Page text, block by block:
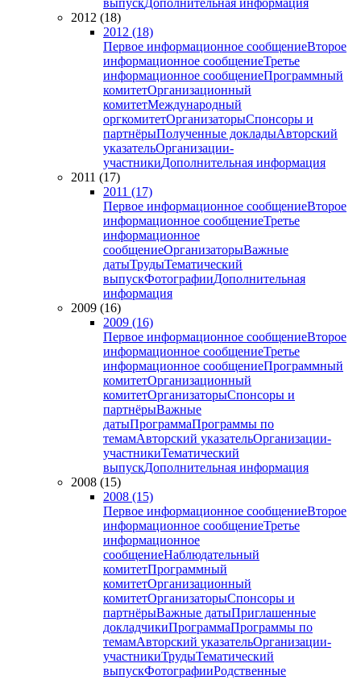
выпускДополнительная информация
2012 (18)
2012 (18)
Первое информационное сообщениеВторое
информационное сообщениеТретье
информационное сообщениеПрограммный
комитетОрганизационный
комитетМеждународный
оргкомитетОрганизаторыСпонсоры и
партнёрыПолученные докладыАвторский
указательОрганизации-
участникиДополнительная информация
2011 (17)
2011 (17)
Первое информационное сообщениеВторое
информационное сообщениеТретье
информационное
сообщениеОрганизаторыВажные
датыТрудыТематический
выпускФотографииДополнительная
информация
2009 (16)
2009 (16)
Первое информационное сообщениеВторое
информационное сообщениеТретье
информационное сообщениеПрограммный
комитетОрганизационный
комитетОрганизаторыСпонсоры и
партнёрыВажные
датыПрограммаПрограммы по
темамАвторский указательОрганизации-
участникиТематический
выпускДополнительная информация
2008 (15)
2008 (15)
Первое информационное сообщениеВторое
информационное сообщениеТретье
информационное
сообщениеНаблюдательный
комитетПрограммный
комитетОрганизационный
комитетОрганизаторыСпонсоры и
партнёрыВажные датыПриглашенные
докладчикиПрограммаПрограммы по
темамАвторский указательОрганизации-
участникиТрудыТематический
выпускФотографииРодственные